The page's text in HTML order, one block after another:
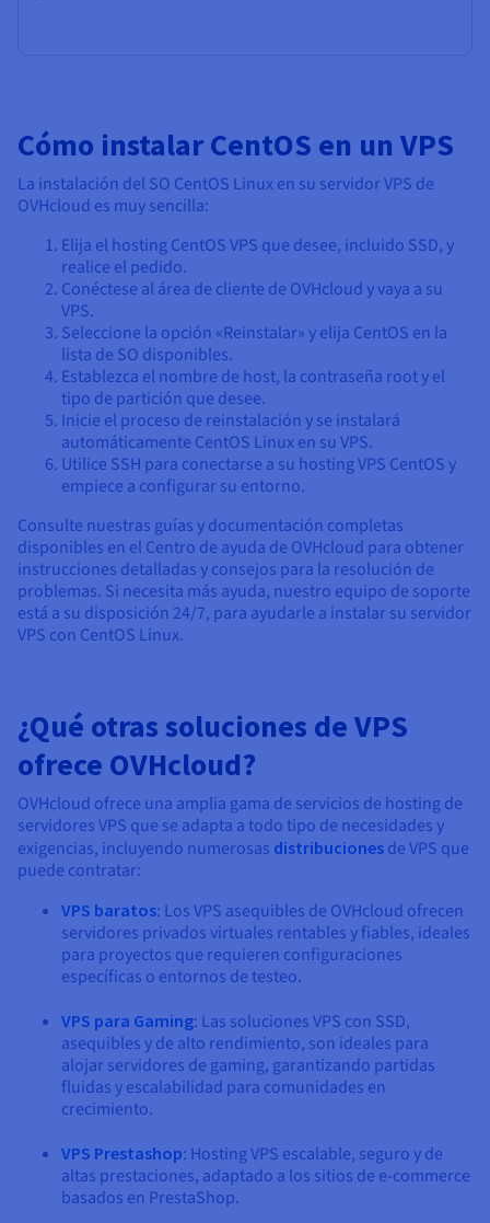
Cómo instalar CentOS en un VPS
La instalación del SO CentOS Linux en su servidor VPS de
OVHcloud es muy sencilla:
Elija el hosting CentOS VPS que desee, incluido SSD, y
realice el pedido.
Conéctese al área de cliente de OVHcloud y vaya a su
VPS.
Seleccione la opción «Reinstalar» y elija CentOS en la
lista de SO disponibles.
Establezca el nombre de host, la contraseña root y el
tipo de partición que desee.
Inicie el proceso de reinstalación y se instalará
automáticamente CentOS Linux en su VPS.
Utilice SSH para conectarse a su hosting VPS CentOS y
empiece a configurar su entorno.
Consulte nuestras guías y documentación completas
disponibles en el Centro de ayuda de OVHcloud para obtener
instrucciones detalladas y consejos para la resolución de
problemas. Si necesita más ayuda, nuestro equipo de soporte
está a su disposición 24/7, para ayudarle a instalar su servidor
VPS con CentOS Linux.
¿Qué otras soluciones de VPS
ofrece OVHcloud?
OVHcloud ofrece una amplia gama de servicios de hosting de
servidores VPS que se adapta a todo tipo de necesidades y
exigencias, incluyendo numerosas distribuciones de VPS que
puede contratar:
VPS baratos: Los VPS asequibles de OVHcloud ofrecen
servidores privados virtuales rentables y fiables, ideales
para proyectos que requieren configuraciones
específicas o entornos de testeo.
VPS para Gaming: Las soluciones VPS con SSD,
asequibles y de alto rendimiento, son ideales para
alojar servidores de gaming, garantizando partidas
fluidas y escalabilidad para comunidades en
crecimiento.
VPS Prestashop: Hosting VPS escalable, seguro y de
altas prestaciones, adaptado a los sitios de e-commerce
basados en PrestaShop.